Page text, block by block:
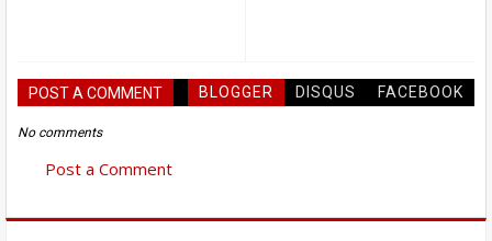
POST A COMMENT BLOGGER DISQUS FACEBOOK
No comments
Post a Comment